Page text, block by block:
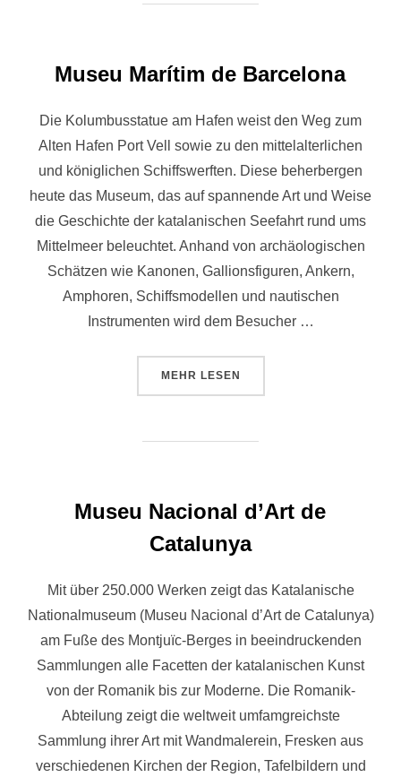
Museu Marítim de Barcelona
Die Kolumbusstatue am Hafen weist den Weg zum
Alten Hafen Port Vell sowie zu den mittelalterlichen
und königlichen Schiffswerften. Diese beherbergen
heute das Museum, das auf spannende Art und Weise
die Geschichte der katalanischen Seefahrt rund ums
Mittelmeer beleuchtet. Anhand von archäologischen
Schätzen wie Kanonen, Gallionsfiguren, Ankern,
Amphoren, Schiffsmodellen und nautischen
Instrumenten wird dem Besucher …
MEHR ÜBER „MUSEU MARÍTIM DE
LESEN
Museu Nacional d’Art de
Catalunya
Mit über 250.000 Werken zeigt das Katalanische
Nationalmuseum (Museu Nacional d’Art de Catalunya)
am Fuße des Montjuïc-Berges in beeindruckenden
Sammlungen alle Facetten der katalanischen Kunst
von der Romanik bis zur Moderne. Die Romanik-
Abteilung zeigt die weltweit umfamgreichste
Sammlung ihrer Art mit Wandmalerein, Fresken aus
verschiedenen Kirchen der Region, Tafelbildern und